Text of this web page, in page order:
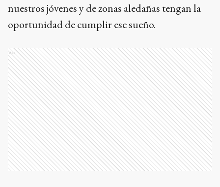
nuestros jóvenes y de zonas aledañas tengan la
oportunidad de cumplir ese sueño.
Ads